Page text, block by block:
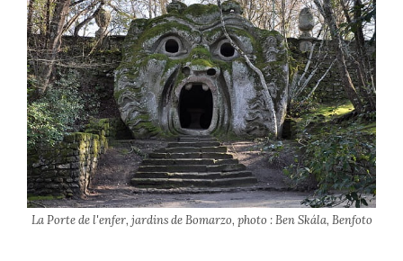
La Porte de l'enfer, jardins de Bomarzo, photo : Ben Skála, Benfoto